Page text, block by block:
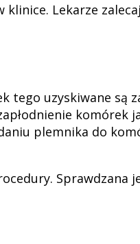
Lekarze
tego uzyskiwane są
komórek
plemnika do
Sprawdzana